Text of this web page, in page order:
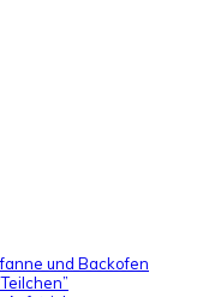
und Backofen